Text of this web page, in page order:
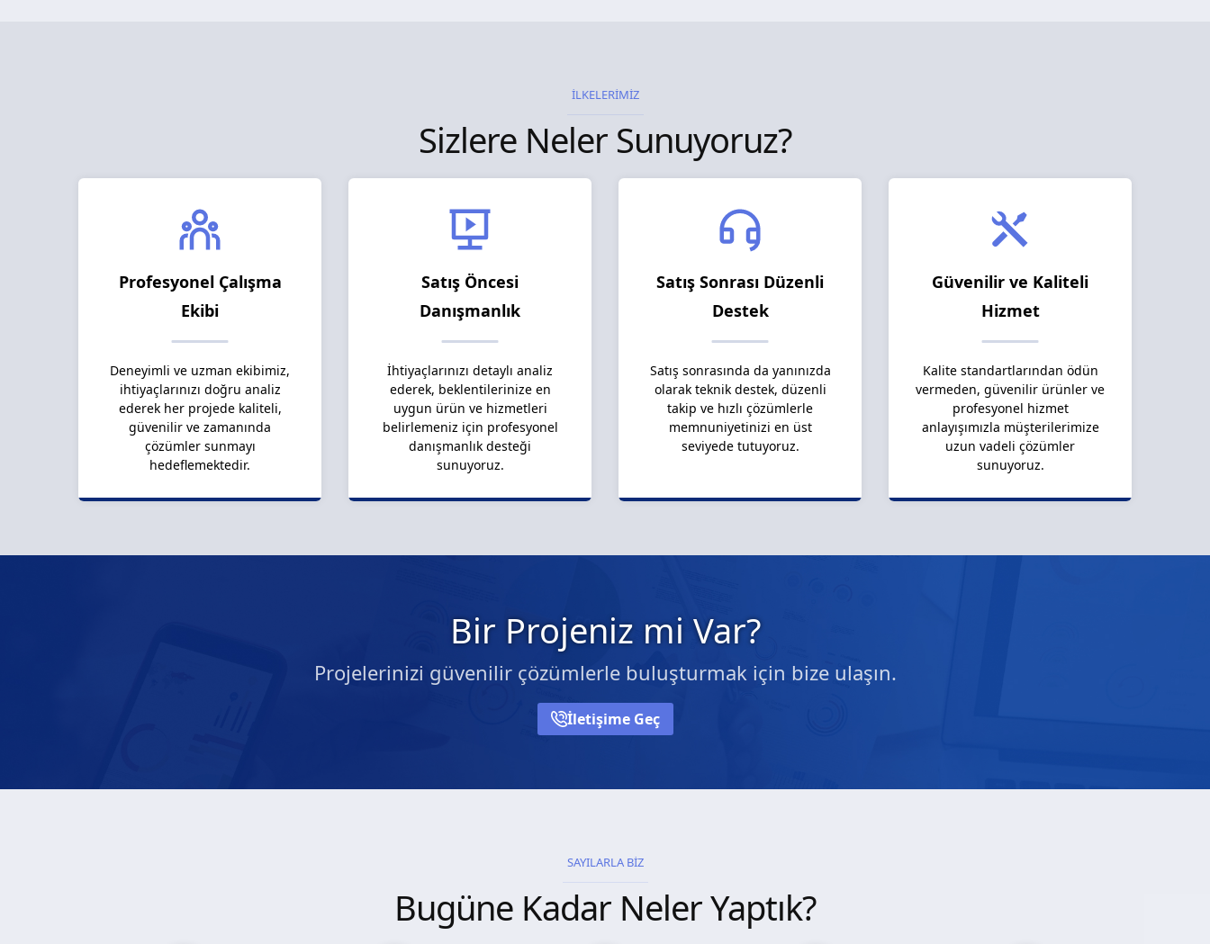
İLKELERİMİZ
Sizlere Neler Sunuyoruz?
Profesyonel Çalışma
Ekibi
Deneyimli ve uzman ekibimiz,
ihtiyaçlarınızı doğru analiz
ederek her projede kaliteli,
güvenilir ve zamanında
çözümler sunmayı
hedeflemektedir.
Satış Öncesi
Danışmanlık
İhtiyaçlarınızı detaylı analiz
ederek, beklentilerinize en
uygun ürün ve hizmetleri
belirlemeniz için profesyonel
danışmanlık desteği
sunuyoruz.
Satış Sonrası Düzenli
Destek
Satış sonrasında da yanınızda
olarak teknik destek, düzenli
takip ve hızlı çözümlerle
memnuniyetinizi en üst
seviyede tutuyoruz.
Güvenilir ve Kaliteli
Hizmet
Kalite standartlarından ödün
vermeden, güvenilir ürünler ve
profesyonel hizmet
anlayışımızla müşterilerimize
uzun vadeli çözümler
sunuyoruz.
Bir Projeniz mi Var?
Projelerinizi güvenilir çözümlerle buluşturmak için bize ulaşın.
İletişime Geç
SAYILARLA BİZ
Bugüne Kadar Neler Yaptık?